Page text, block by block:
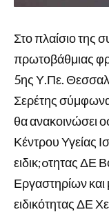
Στο πλαίσιο της
πρωτοβάθμιας
5ης Υ.Πε.
Σερέτης
θα ανακοινώσει
Κέντρου Υγείας
ειδικ;oτητας ΔΕ
Εργαστηρίων
ειδικότητας ΔΕ